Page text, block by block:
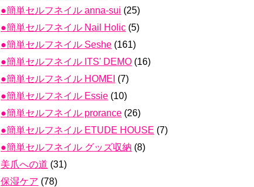
●簡単セルフネイル anna-sui (25)
●簡単セルフネイル Nail Holic (5)
●簡単セルフネイル Seshe (161)
●簡単セルフネイル ITS' DEMO (16)
●簡単セルフネイル HOMEI (7)
●簡単セルフネイル Essie (10)
●簡単セルフネイル prorance (26)
●簡単セルフネイル ETUDE HOUSE (7)
●簡単セルフネイル グッズ収納 (8)
美爪への道 (31)
保湿ケア (78)